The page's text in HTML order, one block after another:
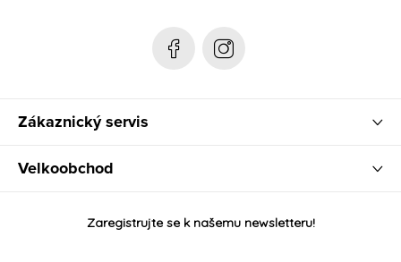
Zákaznický servis
Velkoobchod
Zaregistrujte se k našemu newsletteru!